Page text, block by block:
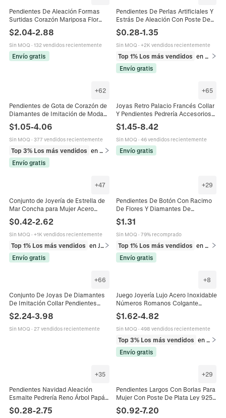
Pendientes De Aleación Formas
Surtidas Corazón Mariposa Flor
Diamantes De Imitación Perlas
Artificiales Joyería De Moda Para
Mujeres Niñas
$2.04-2.88
Sin MOQ · 132 vendidos recientemente
Envío gratis
Pendientes De Perlas Artificiales Y
Estrás De Aleación Con Poste De
Plata De Ley 925 Elegante
Mariposa Corazón Para Mujeres
$0.28-1.35
Sin MOQ · +2K vendidos recientemente
Top 1% Los más vendidos
en Pendientes
Envío gratis
+62
Pendientes de Gota de Corazón de
Diamantes de Imitación de Moda
para Mujer Pendientes de Borla
Elegantes con Poste de Acero
Inoxidable Joyería de San Valentín
$1.05-4.06
Sin MOQ · 377 vendidos recientemente
Top 3% Los más vendidos
en Pendientes
Envío gratis
+65
Joyas Retro Palacio Francés Collar
Y Pendientes Pedrería Accesorios
Elegantes Para Mujer Con Poste De
Pendiente Plata
$1.45-8.42
Sin MOQ · 46 vendidos recientemente
Envío gratis
+47
Conjunto de Joyería de Estrella de
Mar Concha para Mujer Acero
Artificial Strass Collar Pendientes
Pulsera Tobillera Joyería de Moda
$0.42-2.62
Sin MOQ · +1K vendidos recientemente
Top 1% Los más vendidos
Envío gratis
+29
Pendientes De Botón Con Racimo
De Flores Y Diamantes De
Ala Geométrica Joyería De Moda
Vintage Para Mujer
$1.31
Sin MOQ · 79% recomprado
Top 1% Los más vendidos
Envío gratis
+66
Conjunto De Joyas De Diamantes
De Imitación Collar Pendientes
Pulsera Anillo Aleación Flor Vid
Colgante Gota Boda Novia
Banquete Para Mujeres
$2.24-3.98
Sin MOQ · 27 vendidos recientemente
+8
Juego Joyería Lujo Acero Inoxidable
Números Romanos Colgante
Redondo Collar Pulsera Pendientes
Strass Dorado
$1.62-4.82
Sin MOQ · 498 vendidos recientemente
Top 3% Los más vendidos
en Juegos de joyería
Envío gratis
+35
Pendientes Navidad Aleación
Esmalte Pedrería Reno Árbol Papá
Noel Copo Nieve Hombre Jengibre
Joyería Para Mujeres
$0.28-2.75
+29
Pendientes Largos Con Borlas Para
Mujer Con Poste De Plata Ley 925
Aleación Brillantes Perla Artificial
Lujo Geométrico
$0.92-7.20